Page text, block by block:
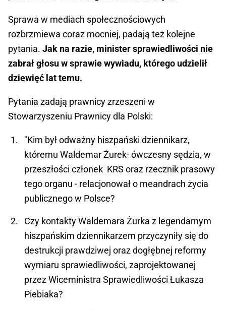
Sprawa w mediach społecznościowych
rozbrzmiewa coraz mocniej, padają też kolejne
pytania. Jak na razie, minister sprawiedliwości nie
zabrał głosu w sprawie wywiadu, którego udzielił
dziewięć lat temu.
Pytania zadają prawnicy zrzeszeni w
Stowarzyszeniu Prawnicy dla Polski:
"Kim był odważny hiszpański dziennikarz,
któremu Waldemar Żurek- ówczesny sędzia, w
przeszłości członek KRS oraz rzecznik prasowy
tego organu - relacjonował o meandrach życia
publicznego w Polsce?
Czy kontakty Waldemara Żurka z legendarnym
hiszpańskim dziennikarzem przyczyniły się do
destrukcji prawdziwej oraz dogłębnej reformy
wymiaru sprawiedliwości, zaprojektowanej
przez Wiceministra Sprawiedliwości Łukasza
Piebiaka?